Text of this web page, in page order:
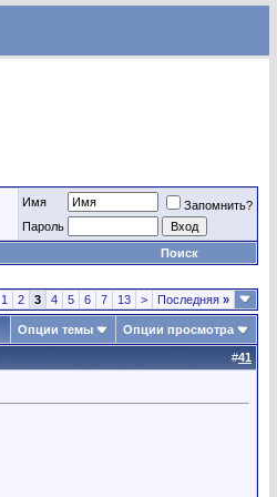
Имя
Запомнить?
Пароль
Поиск
1 2 3 4 5 6 7 13 > Последняя »
Опции темы Опции просмотра
#41